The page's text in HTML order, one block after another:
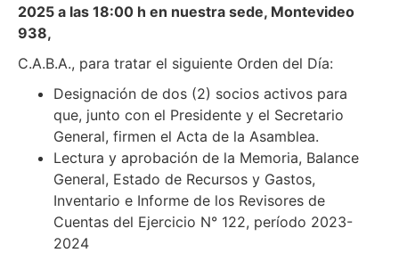
2025 a las 18:00 h en nuestra sede, Montevideo
938,
C.A.B.A., para tratar el siguiente Orden del Día:
Designación de dos (2) socios activos para
que, junto con el Presidente y el Secretario
General, firmen el Acta de la Asamblea.
Lectura y aprobación de la Memoria, Balance
General, Estado de Recursos y Gastos,
Inventario e Informe de los Revisores de
Cuentas del Ejercicio N° 122, período 2023-
2024